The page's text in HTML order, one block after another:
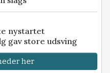
nystartet
gav store udsving
her